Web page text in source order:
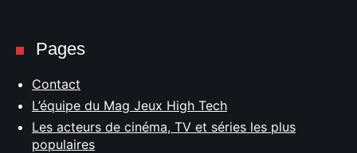
Pages
Contact
L’équipe du Mag Jeux High Tech
Les acteurs de cinéma, TV et séries les plus
populaires